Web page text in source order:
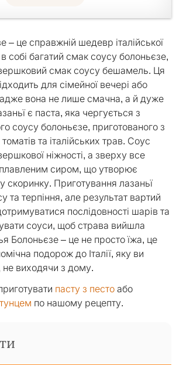
– це справжній шедевр італійської
собі багатий смак соусу болоньєзе,
вершковий смак соусу бешамель. Ця
для сімейної вечері або
адже вона не лише смачна, а й дуже
є паста, яка чергується з
соусу болоньєзе, приготованого з
та італійських трав. Соус
ніжності, а зверху все
сиром, що утворює
скоринку. Приготування лазаньї
та терпіння, але результат вартий
послідовності шарів та
соуси, щоб страва вийшла
Болоньєзе – це не просто їжа, це
подорож до Італії, яку ви
не виходячи з дому.
пасту з песто або
по нашому рецепту.